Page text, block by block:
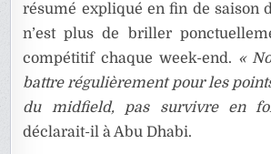
résumé expliqué en fin de saison
n’est plus de briller
compétitif chaque week-end. «
battre régulièrement pour les
du midfield, pas survivre en
déclarait-il à Abu Dhabi.